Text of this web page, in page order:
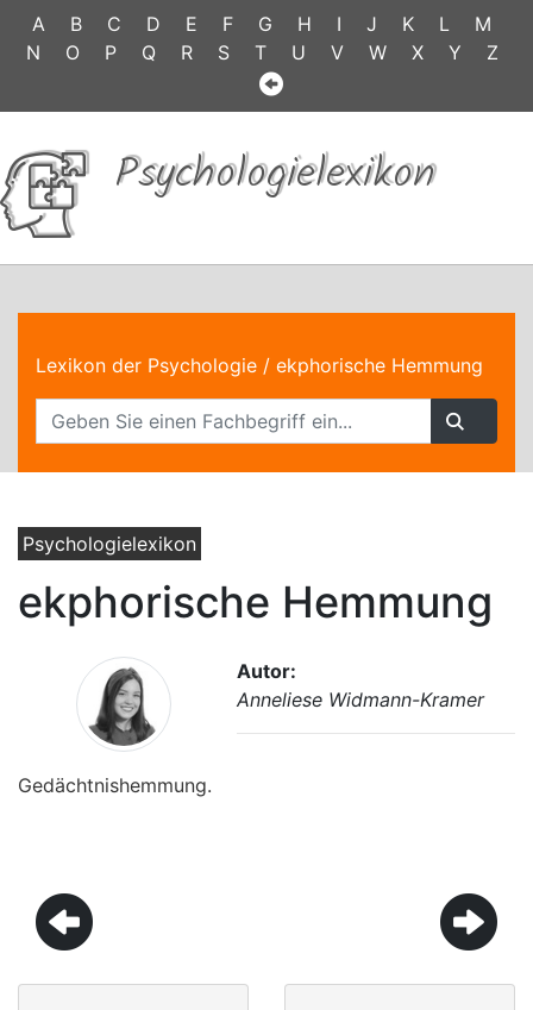
A B C D E F G H I J K L
M
N
O P Q R S T U V W X Y Z
Psychologielexikon
Lexikon der Psychologie / ekphorische Hemmung
Psychologielexikon
ekphorische Hemmung
Autor:
Anneliese Widmann-Kramer
Gedächtnishemmung.